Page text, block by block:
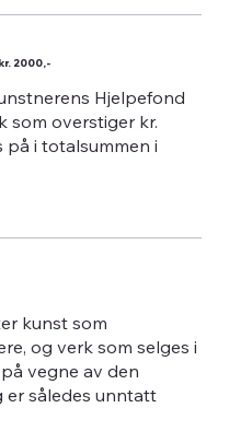
2000,-
Hjelpefond
som overstiger kr.
på i totalsummen i
kunst som
og verk som selges i
vegne av den
er således unntatt